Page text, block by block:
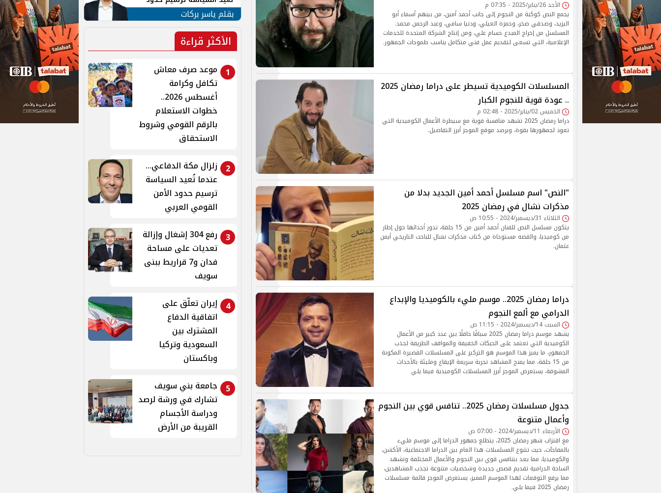
الأحد 26/يناير/2025 - 07:35 م
يجمع النص كوكبة من النجوم إلى جانب أحمد أمين، من بينهم أسماء أبو
اليزيد، وصدقي صخر، وحمزة العيلي، ودنيا سامي، وعبد الرحمن محمد.
المسلسل من إخراج المبدع حسام علي، ومن إنتاج الشركة المتحدة للخدمات
الإعلامية، التي تسعى لتقديم عمل فني متكامل يناسب طموحات الجمهور.
المسلسلات الكوميدية تسيطر على دراما رمضان 2025
.. عودة قوية للنجوم الكبار
الخميس 02/يناير/2025 - 02:48 م
دراما رمضان 2025 تشهد منافسة قوية مع سيطرة الأعمال الكوميدية التي
تعود لجمهورها بقوة، ويرصد موقع الموجز أبرز التفاصيل.
"النص" اسم مسلسل أحمد أمين الجديد بدلا من
مذكرات نشال في رمضان 2025
الثلاثاء 31/ديسمبر/2024 - 10:55 ص
يتكون مسلسل النص للفنان أحمد أمين من 15 حلقة، تدور أحداثها حول إطار
من كوميديا، والقصه مستوحاة من كتاب مذكرات نشال للباحث التاريخي أيمن
عثمان.
دراما رمضان 2025.. موسم مليء بالكوميديا والإبداع
الدرامي مع ألمع النجوم
السبت 14/ديسمبر/2024 - 11:15 ص
يشهد موسم دراما رمضان 2025 سباقًا حافلًا بين عدد كبير من الأعمال
الكوميدية التي تعتمد على الحبكات الخفيفة والمواقف الطريفة لجذب
الجمهور، ما يميز هذا الموسم هو التركيز على المسلسلات القصيرة المكونة
من 15 حلقة، مما يمنح المشاهد تجربة سريعة الإيقاع ومليئة بالأحداث
المشوقة، يستعرض الموجز أبرز المسلسلات الكوميدية فيما يلي
جدول مسلسلات رمضان 2025.. تنافس قوي بين النجوم
وأعمال متنوعة
الأربعاء 11/ديسمبر/2024 - 07:00 ص
مع اقتراب شهر رمضان 2025، يتطلع جمهور الدراما إلى موسم مليء
بالمفاجآت، حيث تتنوع المسلسلات هذا العام بين الدراما الاجتماعية، الأكشن،
والكوميديا، مما يعد بتنافس قوي بين النجوم والأعمال المختلفة وتشهد
الساحة الدرامية تقديم قصص جديدة وشخصيات متنوعة تجذب المشاهدين،
مما يرفع التوقعات لهذا الموسم المميز، يستعرض الموجز قائمة مسلسلات
رمضان 2025 فيما يلي.
الأمن القومي العربي
بقلم ياسر بركات
الأكثر قراءة
1
موعد صرف معاش
تكافل وكرامة
أغسطس 2026..
خطوات الاستعلام
بالرقم القومي وشروط
الاستحقاق
2
زلزال مكة الدفاعي...
عندما تُعيد السياسة
ترسيم حدود الأمن
القومي العربي
3
رفع 304 إشغال وإزالة
تعديات على مساحة
فدان و7 قراريط ببنى
سويف
4
إيران تعلّق على
اتفاقية الدفاع
المشترك بين
السعودية وتركيا
وباكستان
5
جامعة بني سويف
تشارك في ورشة لرصد
ودراسة الأجسام
القريبة من الأرض